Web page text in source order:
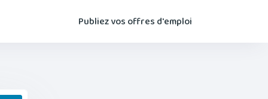
Publiez vos offres d'emploi